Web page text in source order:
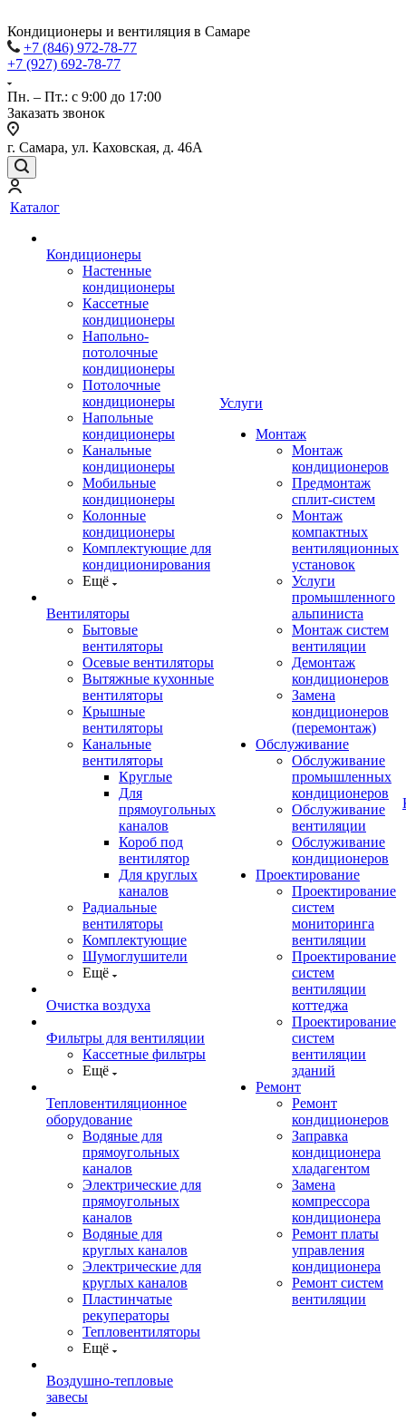
Кондиционеры и вентиляция в Самаре
+7 (846) 972-78-77
+7 (927) 692-78-77
Пн. – Пт.: с 9:00 до 17:00
Заказать звонок
г. Самара, ул. Каховская, д. 46А
Каталог
Кондиционеры
Настенные
кондиционеры
Кассетные
кондиционеры
Напольно-
потолочные
кондиционеры
Потолочные
кондиционеры
Напольные
кондиционеры
Канальные
кондиционеры
Мобильные
кондиционеры
Колонные
кондиционеры
Комплектующие для
кондиционирования
Ещё
Вентиляторы
Бытовые
вентиляторы
Осевые вентиляторы
Вытяжные кухонные
вентиляторы
Крышные
вентиляторы
Канальные
вентиляторы
Круглые
Для
прямоугольных
каналов
Короб под
вентилятор
Для круглых
каналов
Радиальные
вентиляторы
Комплектующие
Шумоглушители
Ещё
Очистка воздуха
Фильтры для вентиляции
Кассетные фильтры
Ещё
Тепловентиляционное
оборудование
Водяные для
прямоугольных
каналов
Электрические для
прямоугольных
каналов
Водяные для
круглых каналов
Электрические для
круглых каналов
Пластинчатые
рекуператоры
Тепловентиляторы
Ещё
Воздушно-тепловые
завесы
Услуги
Монтаж
Монтаж
кондиционеров
Предмонтаж
сплит-систем
Монтаж
компактных
вентиляционных
установок
Услуги
промышленного
альпиниста
Монтаж систем
вентиляции
Демонтаж
кондиционеров
Замена
кондиционеров
(перемонтаж)
Обслуживание
Обслуживание
промышленных
кондиционеров
Обслуживание
вентиляции
Обслуживание
кондиционеров
Проектирование
Проектирование
систем
мониторинга
вентиляции
Проектирование
систем
вентиляции
коттеджа
Проектирование
систем
вентиляции
зданий
Ремонт
Ремонт
кондиционеров
Заправка
кондиционера
хладагентом
Замена
компрессора
кондиционера
Ремонт платы
управления
кондиционера
Ремонт систем
вентиляции